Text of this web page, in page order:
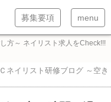
T
o
g
l
募集要項
T
o
g
l
menu
方～ ネイリスト求人をCheck!!!
ネイリスト研修ブログ ～空き